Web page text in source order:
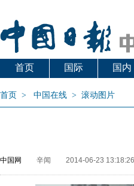
首页 国际 国内
首页 > 中国在线 > 滚动图片
中国网 辛闻 2014-06-23 13:18:26